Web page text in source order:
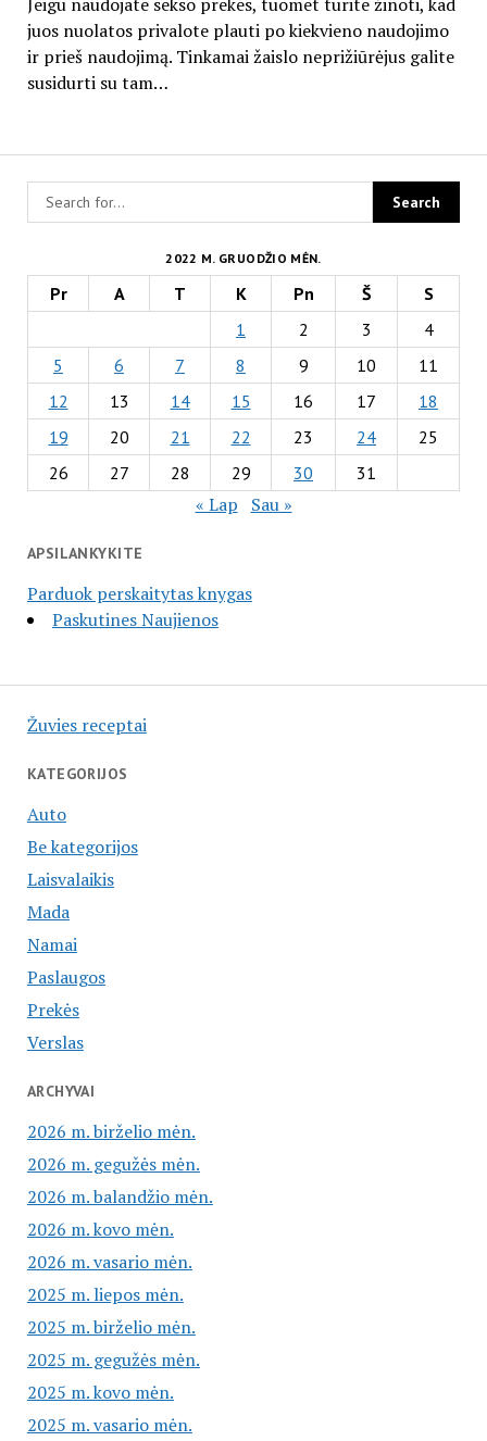
2022 M. GRUODŽIO MĖN.
Pr A T K Pn Š
S
1
2 3
4
5
6 7 8 9 10
11
12
13 14 15 16 17
18
19
20 21 22 23 24
25
26
27 28 29 30 31
« Lap Sau »
APSILANKYKITE
Parduok perskaitytas knygas
Paskutines Naujienos
juos nuolatos privalote plauti po kiekvieno naudojimo
ir prieš naudojimą. Tinkamai žaislo neprižiūrėjus galite
susidurti su tam…
Žuvies receptai
KATEGORIJOS
Auto
Be kategorijos
Laisvalaikis
Mada
Namai
Paslaugos
Prekės
Verslas
ARCHYVAI
2026 m. birželio mėn.
2026 m. gegužės mėn.
2026 m. balandžio mėn.
2026 m. kovo mėn.
2026 m. vasario mėn.
2025 m. liepos mėn.
2025 m. birželio mėn.
2025 m. gegužės mėn.
2025 m. kovo mėn.
2025 m. vasario mėn.